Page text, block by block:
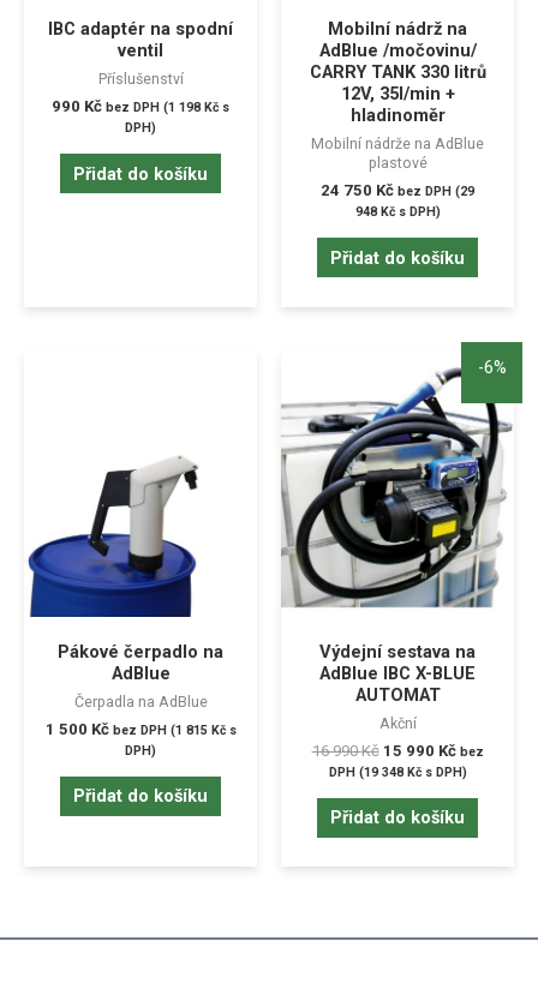
IBC adaptér na spodní
ventil
Příslušenství
990 Kč bez DPH (1 198 Kč s
DPH)
Přidat do košíku
Mobilní nádrž na
AdBlue /močovinu/
CARRY TANK 330 litrů
12V, 35l/min +
hladinoměr
Mobilní nádrže na AdBlue
plastové
24 750 Kč bez DPH (29
948 Kčs DPH)
Přidat do košíku
Pákové čerpadlo na
AdBlue
Čerpadla na AdBlue
1 500 Kč bez DPH (1 815 Kčs
DPH)
Přidat do košíku
-6%
Výdejní sestava na
AdBlue IBC X-BLUE
AUTOMAT
Akční
16 990Kč 15 990 Kč bez
DPH (19 348 Kčs DPH)
Přidat do košíku